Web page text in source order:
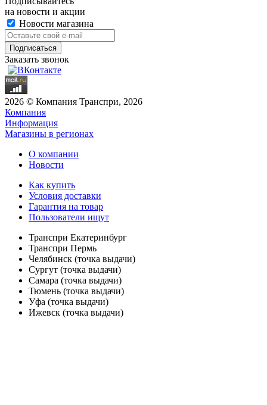
на новости и акции
Новости магазина
Заказать звонок
2026 © Компания Транспри, 2026
Компания
Информация
Магазины в регионах
О компании
Новости
Как купить
Условия доставки
Гарантия на товар
Пользователи ищут
Транспри Екатеринбург
Транспри Пермь
Челябинск (точка выдачи)
Сургут (точка выдачи)
Самара (точка выдачи)
Тюмень (точка выдачи)
Уфа (точка выдачи)
Ижевск (точка выдачи)